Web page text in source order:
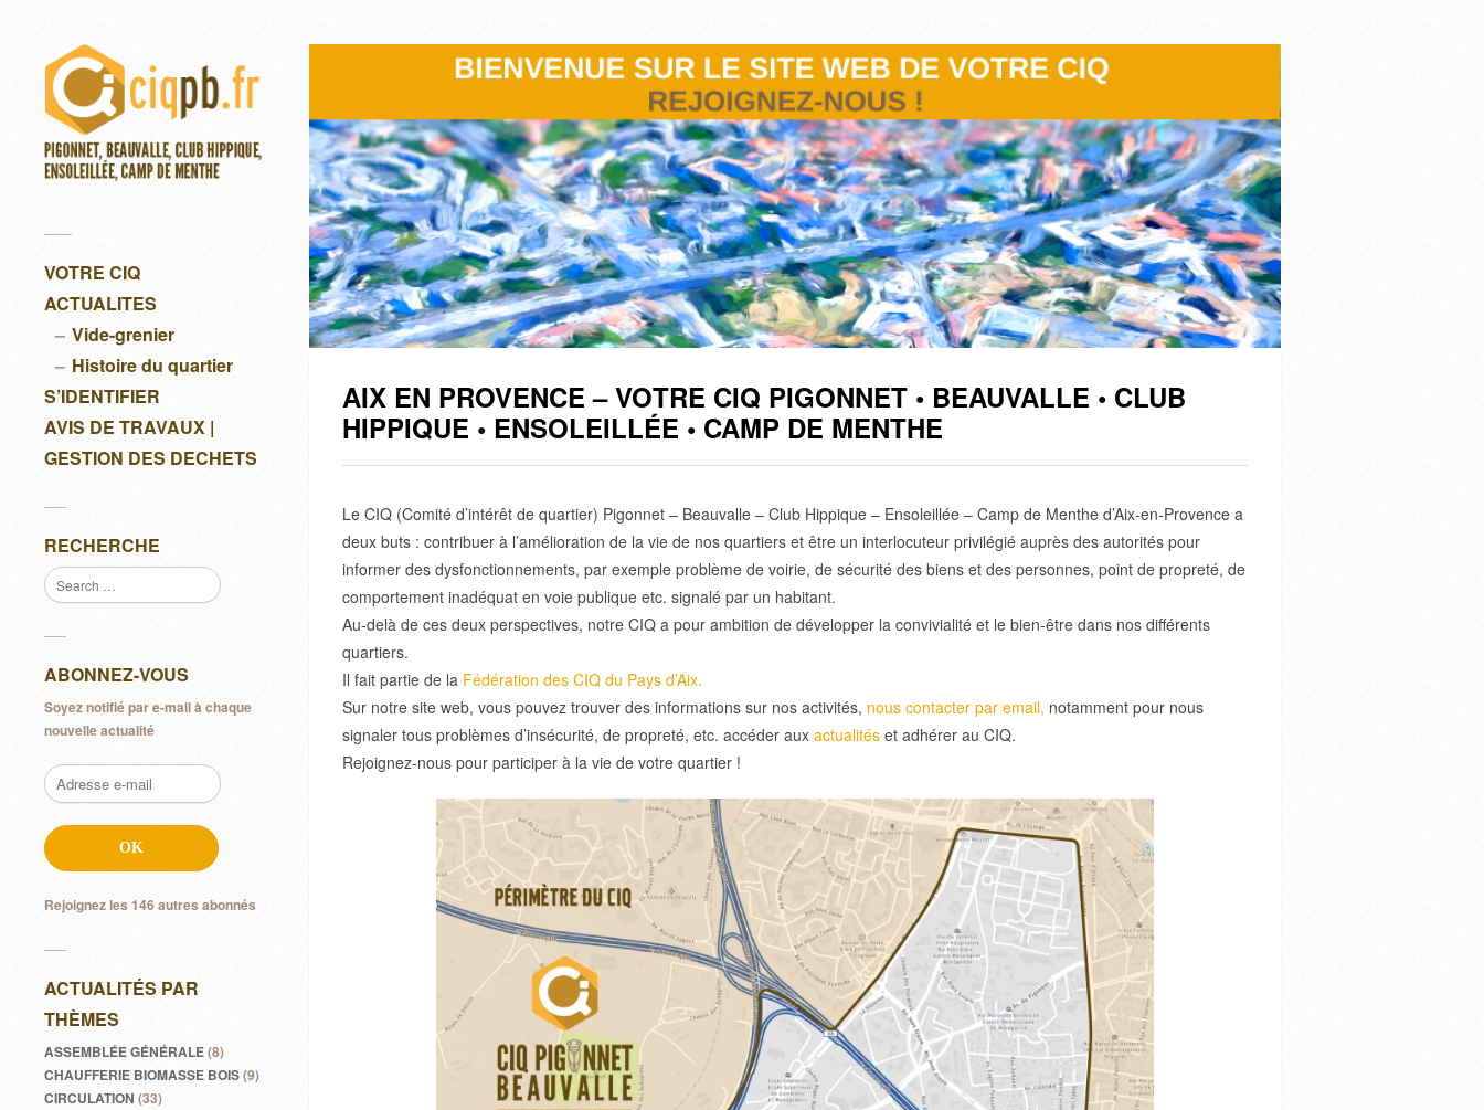
VOTRE CIQ
ACTUALITES
Vide-grenier
Histoire du quartier
S’IDENTIFIER
AVIS DE TRAVAUX |
GESTION DES DECHETS
RECHERCHE
ABONNEZ-VOUS
Soyez notifié par e-mail à chaque
nouvelle actualité
Adresse
e-
mail
OK
Rejoignez les 146 autres abonnés
ACTUALITÉS PAR
THÈMES
ASSEMBLÉE GÉNÉRALE(8)
CHAUFFERIE BIOMASSE BOIS(9)
CIRCULATION (33)
AIX EN PROVENCE – VOTRE CIQ PIGONNET • BEAUVALLE • CLUB
HIPPIQUE • ENSOLEILLÉE • CAMP DE MENTHE
Le CIQ (Comité d’intérêt de quartier) Pigonnet – Beauvalle – Club Hippique – Ensoleillée – Camp de Menthe d’Aix-en-Provence a
deux buts : contribuer à l’amélioration de la vie de nos quartiers et être un interlocuteur privilégié auprès des autorités pour
informer des dysfonctionnements, par exemple problème de voirie, de sécurité des biens et des personnes, point de propreté, de
comportement inadéquat en voie publique etc. signalé par un habitant.
Au-delà de ces deux perspectives, notre CIQ a pour ambition de développer la convivialité et le bien-être dans nos différents
quartiers.
Il fait partie de la Fédération des CIQ du Pays d’Aix.
Sur notre site web, vous pouvez trouver des informations sur nos activités, nous contacter par email, notamment pour nous
signaler tous problèmes d’insécurité, de propreté, etc. accéder aux actualités et adhérer au CIQ.
Rejoignez-nous pour participer à la vie de votre quartier !